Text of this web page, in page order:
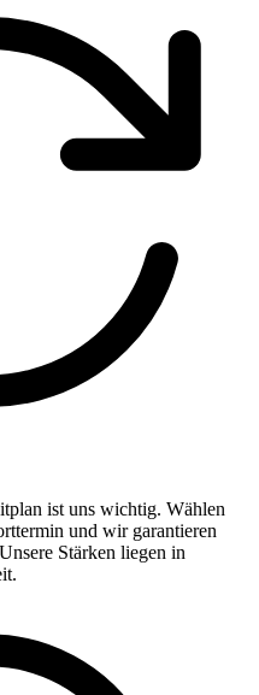
ist uns wichtig. Wählen
und wir garantieren
Stärken liegen in